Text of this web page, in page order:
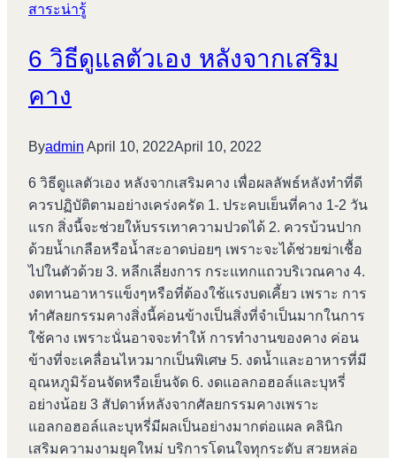
สาระน่ารู้
6 วิธีดูแลตัวเอง หลังจากเสริม
คาง
Byadmin April 10, 2022April 10, 2022
6 วิธีดูแลตัวเอง หลังจากเสริมคาง เพื่อผลลัพธ์หลังทำที่ดี
ควรปฏิบัติตามอย่างเคร่งครัด 1. ประคบเย็นที่คาง 1-2 วัน
แรก สิ่งนี้จะช่วยให้บรรเทาความปวดได้ 2. ควรบ้วนปาก
ด้วยน้ำเกลือหรือน้ำสะอาดบ่อยๆ เพราะจะได้ช่วยฆ่าเชื้อ
ไปในตัวด้วย 3. หลีกเลี่ยงการ กระแทกแถวบริเวณคาง 4.
งดทานอาหารแข็งๆหรือที่ต้องใช้แรงบดเคี้ยว เพราะ การ
ทำศัลยกรรมคางสิ่งนี้ค่อนข้างเป็นสิ่งที่จำเป็นมากในการ
ใช้คาง เพราะนั่นอาจจะทำให้ การทำงานของคาง ค่อน
ข้างที่จะเคลื่อนไหวมากเป็นพิเศษ 5. งดน้ำและอาหารที่มี
อุณหภูมิร้อนจัดหรือเย็นจัด 6. งดแอลกอฮอล์และบุหรี่
อย่างน้อย 3 สัปดาห์หลังจากศัลยกรรมคางเพราะ
แอลกอฮอล์และบุหรี่มีผลเป็นอย่างมากต่อแผล คลินิก
เสริมความงามยุคใหม่ บริการโดนใจทุกระดับ สวยหล่อ